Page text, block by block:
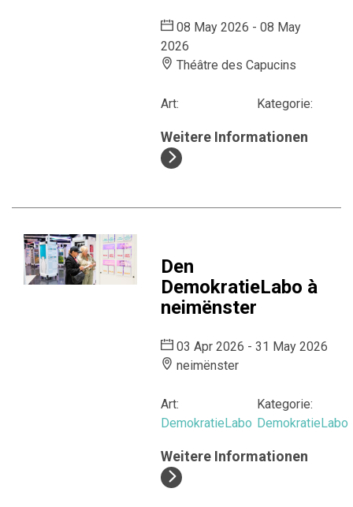
08 May 2026 - 08 May
2026
Théâtre des Capucins
Art: Kategorie:
Weitere Informationen
Den
DemokratieLabo à
neimënster
03 Apr 2026 - 31 May 2026
neimënster
Art:
DemokratieLabo
Kategorie:
DemokratieLabo
Weitere Informationen